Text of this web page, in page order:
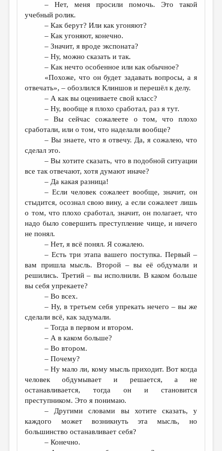
– Нет, меня просили помочь. Это такой
учебный ролик.
– Как берут? Или как угоняют?
– Как угоняют, конечно.
– Значит, я вроде экспоната?
– Ну, можно сказать и так.
– Как нечто особенное или как обычное?
«Похоже, что он будет задавать вопросы, а я
отвечать», – обозлился Клиншов и перешёл к делу.
– А как вы оцениваете свой класс?
– Ну, вообще я плохо сработал, раз я тут.
– Вы сейчас сожалеете о том, что плохо
сработали, или о том, что наделали вообще?
– Вы знаете, что я отвечу. Да, я сожалею, что
сделал это.
– Вы хотите сказать, что в подобной ситуации
все так отвечают, хотя думают иначе?
– Да какая разница!
– Если человек сожалеет вообще, значит, он
стыдится, осознал свою вину, а если сожалеет лишь
о том, что плохо сработал, значит, он полагает, что
надо было совершить преступление чище, и ничего
не понял.
– Нет, я всё понял. Я сожалею.
– Есть три этапа вашего поступка. Первый –
вам пришла мысль. Второй – вы её обдумали и
решились. Третий – вы исполнили. В каком больше
вы себя упрекаете?
– Во всех.
– Ну, в третьем себя упрекать нечего – вы же
сделали всё, как задумали.
– Тогда в первом и втором.
– А в каком больше?
– Во втором.
– Почему?
– Ну мало ли, кому мысль приходит. Вот когда
человек обдумывает и решается, а не
останавливается, тогда он и становится
преступником. Это я понимаю.
– Другими словами вы хотите сказать, у
каждого может возникнуть эта мысль, но
большинство останавливает себя?
– Конечно.